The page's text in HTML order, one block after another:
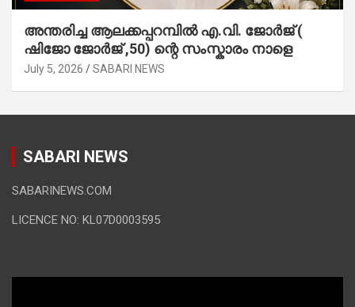
അന്തരിച്ച ആ​ല​ക്ക​പ്പ​റമ്പിൽ​ എ.​വി. ജോ​ർ​ജ് (
ഷിജോ ജോർജ് ,50) ന്റെ സംസ്കാരം നാളെ
July 5, 2026 SABARI NEWS
SABARI NEWS
SABARINEWS.COM
LICENCE NO: KL07D0003595